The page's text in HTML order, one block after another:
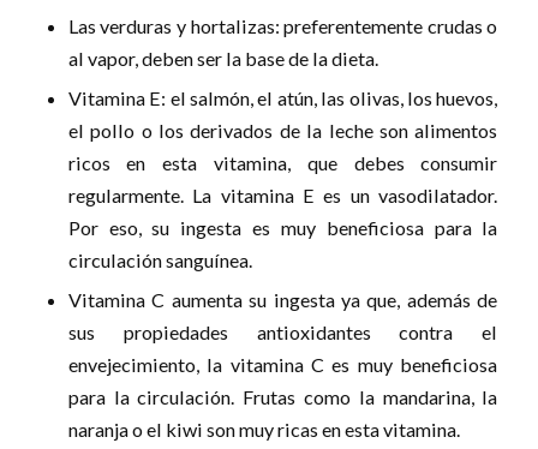
Las verduras y hortalizas: preferentemente crudas o
al vapor, deben ser la base de la dieta.
Vitamina E: el salmón, el atún, las olivas, los huevos,
el pollo o los derivados de la leche son alimentos
ricos en esta vitamina, que debes consumir
regularmente. La vitamina E es un vasodilatador.
Por eso, su ingesta es muy beneficiosa para la
circulación sanguínea.
Vitamina C aumenta su ingesta ya que, además de
sus propiedades antioxidantes contra el
envejecimiento, la vitamina C es muy beneficiosa
para la circulación. Frutas como la mandarina, la
naranja o el kiwi son muy ricas en esta vitamina.